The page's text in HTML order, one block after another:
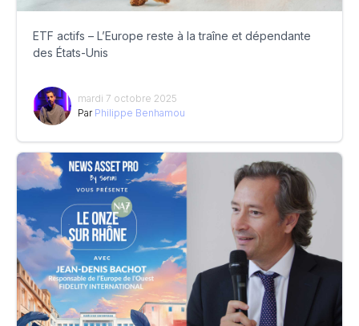
ETF actifs – L’Europe reste à la traîne et dépendante
des États-Unis
mardi 7 octobre 2025
Par Philippe Benhamou